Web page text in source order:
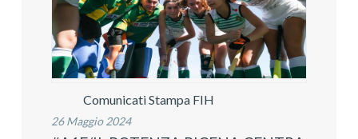
Comunicati Stampa FIH
26 Maggio 2024